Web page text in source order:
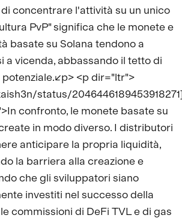
concentrare l'attività su un unico
PvP" significa che le monete e
basate su Solana tendono a
a vicenda, abbassando il tetto di
p> <p dir="ltr">
status/
confronto, le monete basate su
in modo diverso. I distributori
anticipare la propria liquidità,
la barriera alla creazione e
che gli sviluppatori siano
investiti nel successo della
commissioni di DeFi TVL e di gas